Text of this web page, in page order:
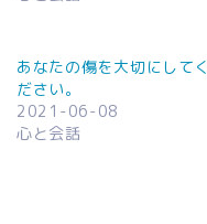
あなたの傷を大切にしてく
ださい。
2021-06-08
心と会話